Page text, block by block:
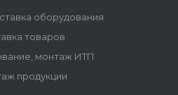
оборудования
товаров
монтаж ИТП
продукции